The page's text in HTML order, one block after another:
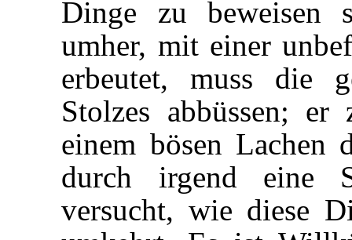
Dinge zu beweisen
umher, mit einer
erbeutet, muss die
Stolzes abbüssen;
einem bösen Lachen
durch irgend eine
versucht, wie diese